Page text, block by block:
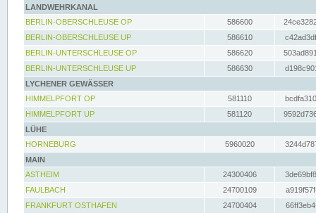
LANDWEHRKANAL
BERLIN-OBERSCHLEUSE OP
586600
BERLIN-OBERSCHLEUSE UP
586610
BERLIN-UNTERSCHLEUSE OP
586620
BERLIN-UNTERSCHLEUSE UP
586630
LYCHENER GEWÄSSER
HIMMELPFORT OP
581110
HIMMELPFORT UP
581120
LÜHE
HORNEBURG
5960020
MAIN
ASTHEIM
24300406
FAULBACH
24700109
FRANKFURT OSTHAFEN
24700404